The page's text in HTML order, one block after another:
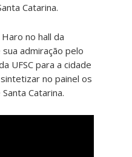
Catarina.
no hall da
admiração pelo
UFSC para a cidade
no painel os
Catarina.